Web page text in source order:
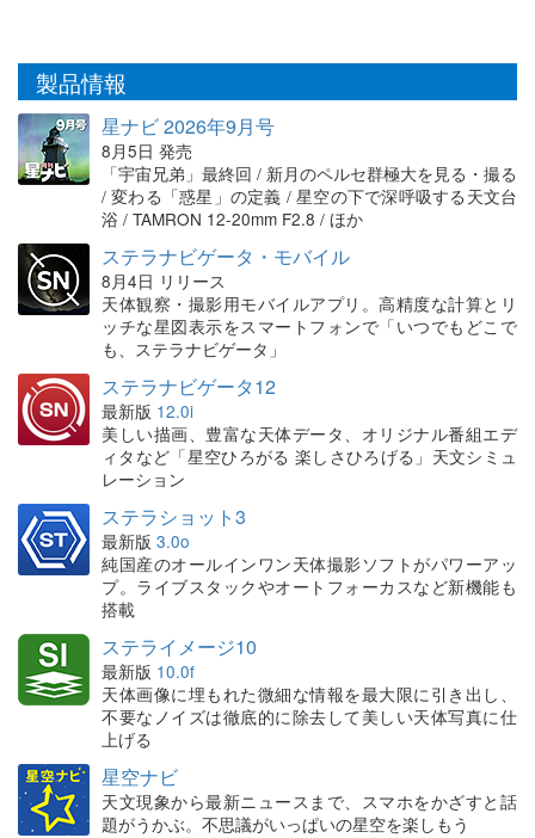
製品情報
星ナビ 2026年9月号
8月5日 発売
「宇宙兄弟」最終回 / 新月のペルセ群極大を見る・撮る
/ 変わる「惑星」の定義 / 星空の下で深呼吸する天文台
浴 / TAMRON 12-20mm F2.8 / ほか
ステラナビゲータ・モバイル
8月4日 リリース
天体観察・撮影用モバイルアプリ。高精度な計算とリ
ッチな星図表示をスマートフォンで「いつでもどこで
も、ステラナビゲータ」
ステラナビゲータ12
最新版 12.0i
美しい描画、豊富な天体データ、オリジナル番組エデ
ィタなど「星空ひろがる 楽しさひろげる」天文シミュ
レーション
ステラショット3
最新版 3.0o
純国産のオールインワン天体撮影ソフトがパワーアッ
プ。ライブスタックやオートフォーカスなど新機能も
搭載
ステライメージ10
最新版 10.0f
天体画像に埋もれた微細な情報を最大限に引き出し、
不要なノイズは徹底的に除去して美しい天体写真に仕
上げる
星空ナビ
天文現象から最新ニュースまで、スマホをかざすと話
題がうかぶ。不思議がいっぱいの星空を楽しもう